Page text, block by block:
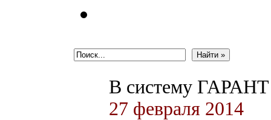
В систему
27 февраля 2014